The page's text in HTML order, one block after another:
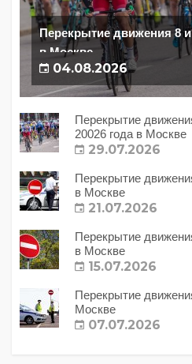
Перекрытие движения 8 и
в Москве
04.08.2026
Перекрытие
20026 года в Москве
29.07.2026
Перекрытие
в Москве
21.07.2026
Перекрытие
в Москве
15.07.2026
Перекрытие
Москве
07.07.2026